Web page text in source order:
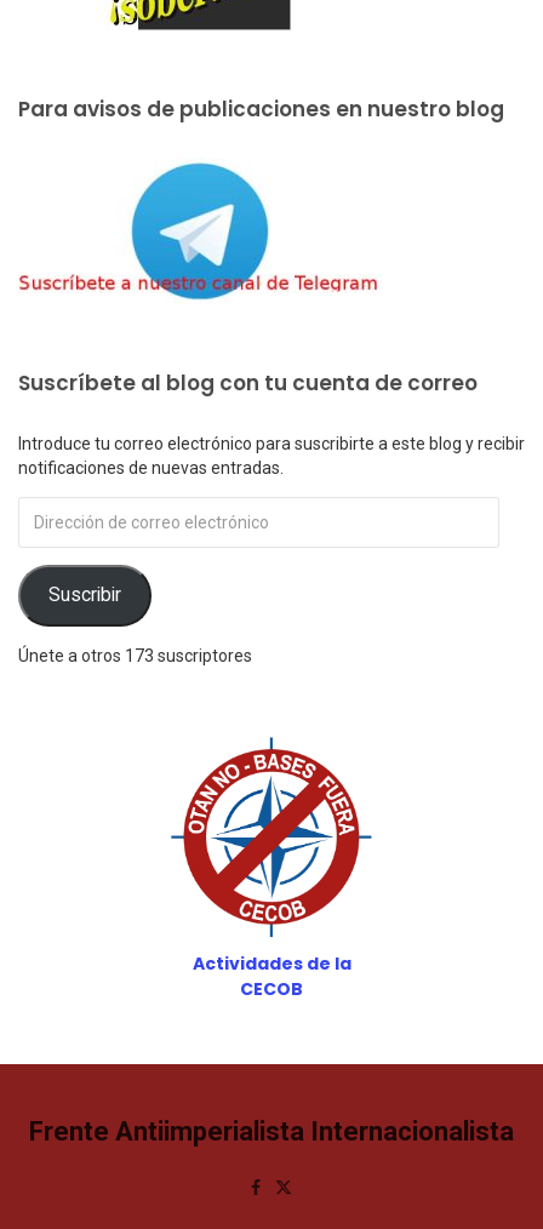
Para avisos de publicaciones en nuestro blog
Suscríbete al blog con tu cuenta de correo
Introduce tu correo electrónico para suscribirte a este blog y recibir
notificaciones de nuevas entradas.
de
correo
electrónico
Suscribir
Únete a otros 173 suscriptores
Actividades de la
CECOB
Frente Antiimperialista Internacionalista